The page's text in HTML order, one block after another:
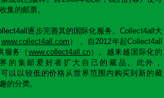
集的邮票。
逐步完善其的国际化服务。Collect4all大
www.collect4all.com ）， 自2012年起Collect4all
服务（ www.collect4all.cn）。越来越国际化的
的集邮爱好者扩大自己的藏品。此外，
以以较低的价格从世界范围内购买到新的藏
的分类。